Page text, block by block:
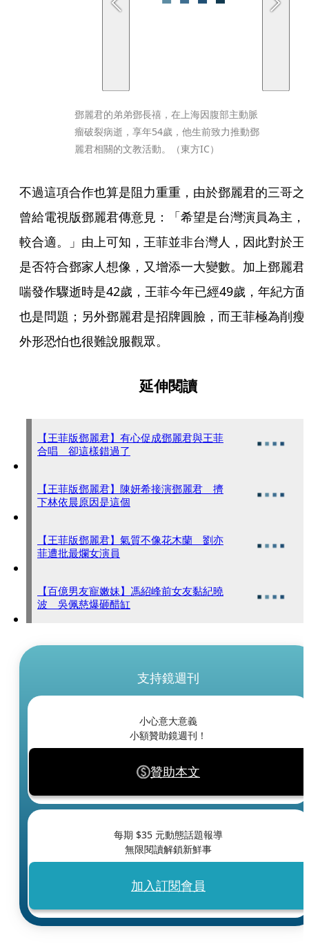
鄧麗君的弟弟鄧長禧，在上海因腹部主動脈
瘤破裂病逝，享年54歲，他生前致力推動鄧
麗君相關的文教活動。（東方IC）
不過這項合作也算是阻力重重，由於鄧麗君的三哥之
曾給電視版鄧麗君傳意見：「希望是台灣演員為主，
較合適。」由上可知，王菲並非台灣人，因此對於王
是否符合鄧家人想像，又增添一大變數。加上鄧麗君
喘發作驟逝時是42歲，王菲今年已經49歲，年紀方面
也是問題；另外鄧麗君是招牌圓臉，而王菲極為削瘦
外形恐怕也很難說服觀眾。
延伸閱讀
【王菲版鄧麗君】有心促成鄧麗君與王菲
合唱 卻這樣錯過了
【王菲版鄧麗君】陳妍希接演鄧麗君 擠
下林依晨原因是這個
【王菲版鄧麗君】氣質不像花木蘭 劉亦
菲遭批最爛女演員
【百億男友寵嫩妹】馮紹峰前女友黏紀曉
波 吳佩慈爆砸醋缸
支持鏡週刊
小心意大意義
小額贊助鏡週刊！
贊助本文
每期 $35 元動態話題報導
無限閱讀解鎖新鮮事
加入訂閱會員